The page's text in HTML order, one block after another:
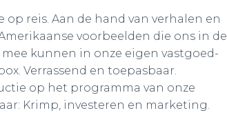
reis. Aan de hand van verhalen en
voorbeelden die ons in de
kunnen in onze eigen vastgoed-
Verrassend en toepasbaar.
op het programma van onze
Krimp, investeren en marketing.